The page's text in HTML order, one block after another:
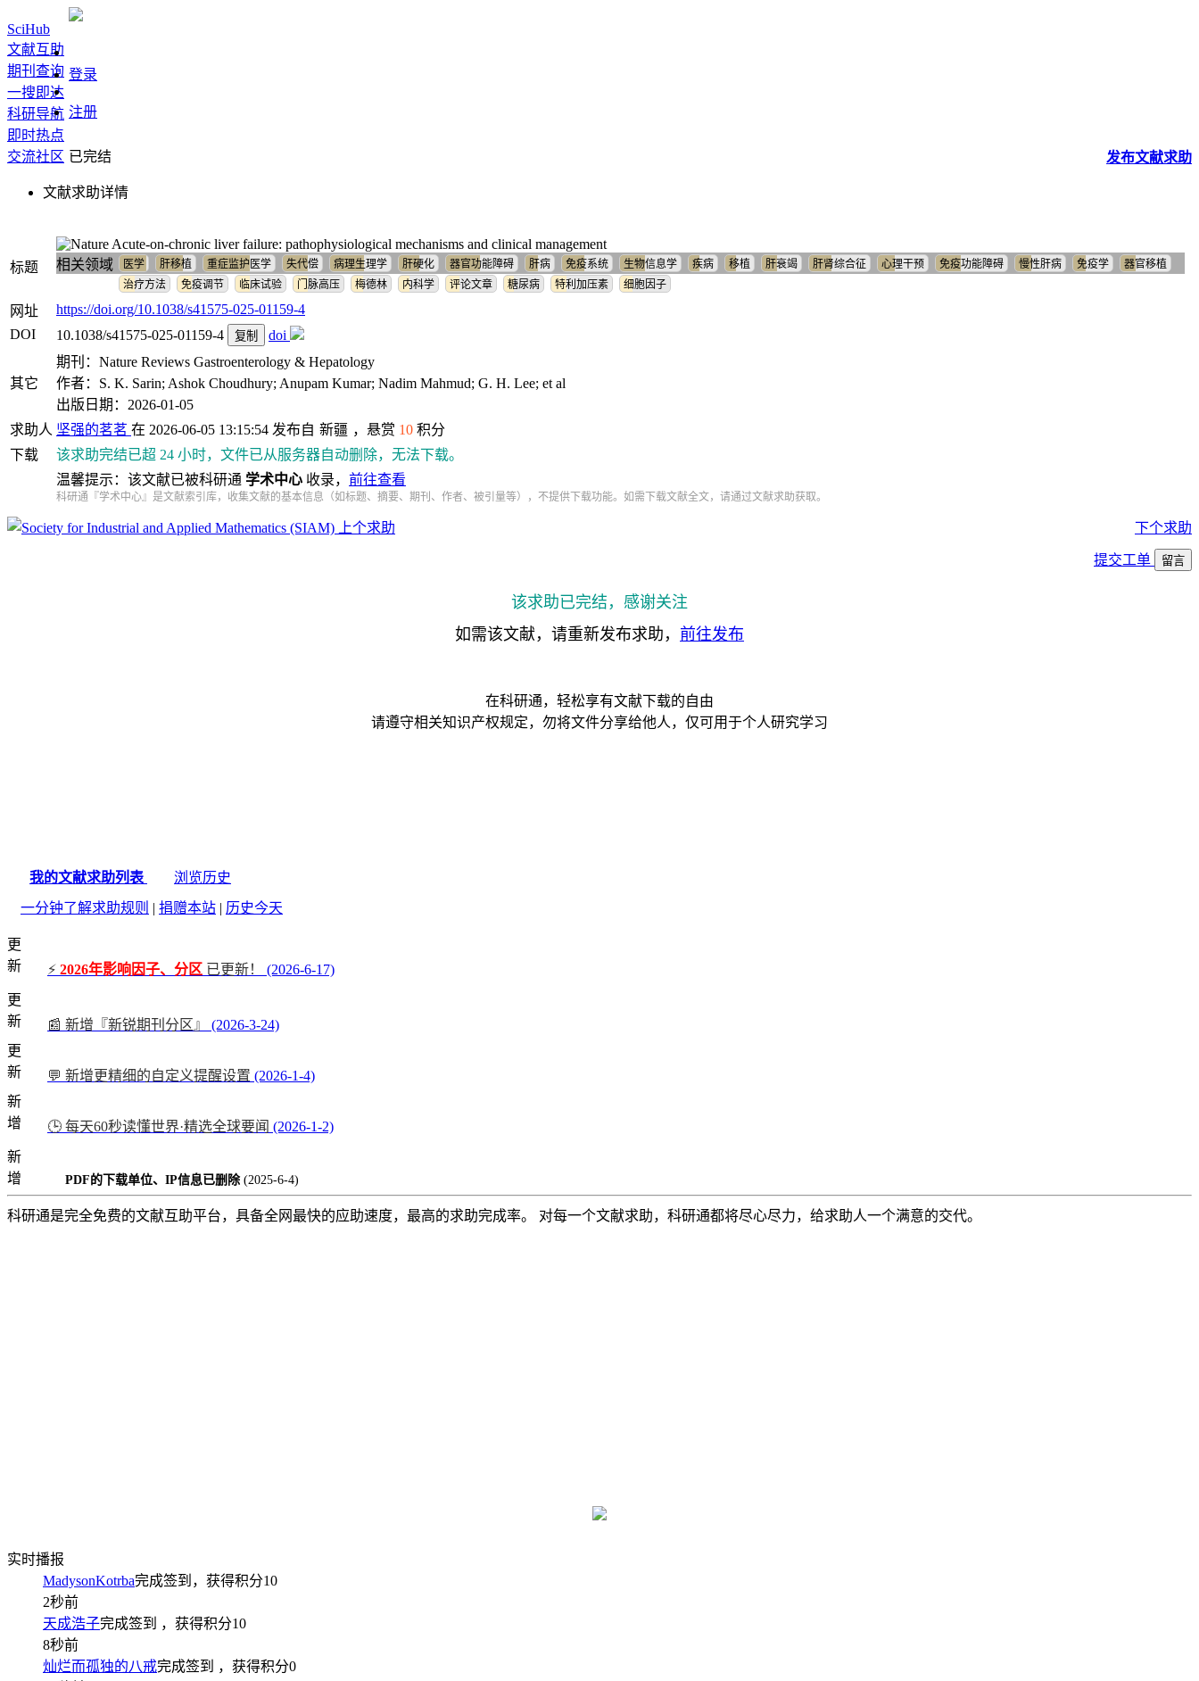
SciHub
文献互助
期刊查询
一搜即达
科研导航
即时热点
交流社区
登录
注册
发布文献求助
已完结
文献求助详情
标题
Acute-on-chronic liver failure: pathophysiological mechanisms and clinical management
相关领域
医学 肝移植 重症监护医学 失代偿 病理生理学 肝硬化 器官功能障碍 肝病 免疫系统 生物信息学 疾病 移植 肝衰竭 肝肾综合征 心理干预 免疫功能障碍 慢性肝病 免疫学
器官移植
治疗方法
免疫调节 临床试验 门脉高压 梅德林 内科学 评论文章 糖尿病 特利加压素 细胞因子
网址
https://doi.org/10.1038/s41575-025-01159-4
DOI
10.1038/s41575-025-01159-4 复制 doi
其它
期刊：Nature Reviews Gastroenterology & Hepatology
作者：S. K. Sarin; Ashok Choudhury; Anupam Kumar; Nadim Mahmud; G. H. Lee; et al
出版日期：2026-01-05
求助人 坚强的茗茗 在 2026-06-05 13:15:54 发布自 新疆 ，悬赏 10 积分
下载
该求助完结已超 24 小时，文件已从服务器自动删除，无法下载。
温馨提示：该文献已被科研通 学术中心 收录， 前往查看
科研通『学术中心』是文献索引库，收集文献的基本信息（如标题、摘要、期刊、作者、被引量等），不提供下载功能。如需下载文献全文，请通过文献求助获取。
上个求助 下个求助
提交工单 留言
该求助已完结，感谢关注
如需该文献，请重新发布求助， 前往发布
在科研通，轻松享有文献下载的自由
请遵守相关知识产权规定，勿将文件分享给他人，仅可用于个人研究学习
我的文献求助列表
浏览历史
一分钟了解求助规则 | 捐赠本站 | 历史今天
更
新
⚡ 2026年影响因子、分区 已更新！
(2026-6-17)
更
新
📰 新增『新锐期刊分区』
(2026-3-24)
更
新
💬 新增更精细的自定义提醒设置 (2026-1-4)
新
增
🕒 每天60秒读懂世界·精选全球要闻 (2026-1-2)
新
增
PDF的下载单位、IP信息已删除 (2025-6-4)
科研通是完全免费的文献互助平台，具备全网最快的应助速度，最高的求助完成率。 对每一个文献求助，科研通都将尽心尽力，给求助人一个满意的交代。
实时播报
MadysonKotrba完成签到，获得积分10
2秒前
天成浩子完成签到 ，获得积分10
8秒前
灿烂而孤独的八戒完成签到 ，获得积分0